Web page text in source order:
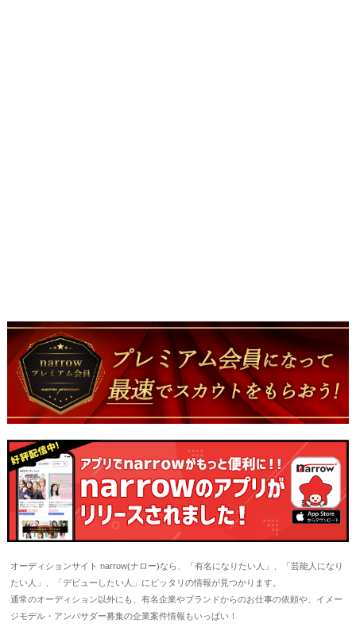
オーディションサイト narrow(ナロー)なら、「有名になりたい人」、「芸能人になり
たい人」、「デビューしたい人」にピッタリの情報が見つかります。
通常のオーディション以外にも、有名企業やブランドからのお仕事の依頼や、イメー
ジモデル・アンバサダー募集の企業案件情報もいっぱい！